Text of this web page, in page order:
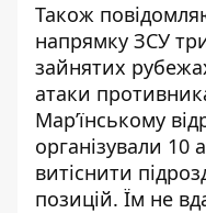
Також
напрямку ЗСУ
зайнятих
атаки
Мар’їнському
організували 10
витіснити
позицій. Їм не